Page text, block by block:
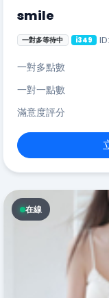
smile
一對多等待中 i349
一對多點數
一對一點數
滿意度評分
在線